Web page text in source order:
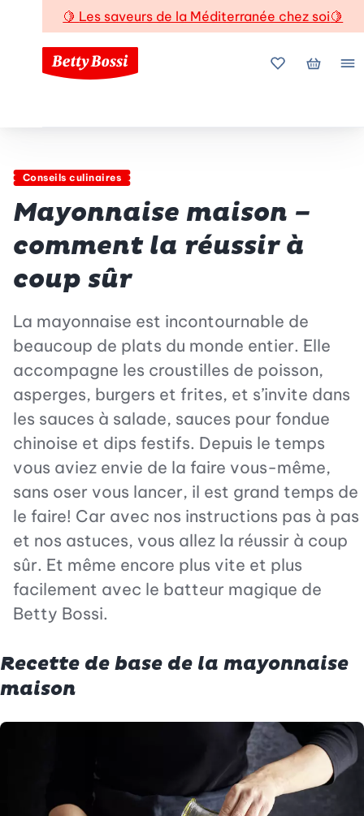
🍋 Les saveurs de la Méditerranée chez soi🍋
Mes favoris
Mon
Conseils culinaires
Mayonnaise maison –
comment la réussir à
coup sûr
La mayonnaise est incontournable de
beaucoup de plats du monde entier. Elle
accompagne les croustilles de poisson,
asperges, burgers et frites, et s’invite dans
les sauces à salade, sauces pour fondue
chinoise et dips festifs. Depuis le temps
vous aviez envie de la faire vous-même,
sans oser vous lancer, il est grand temps de
le faire! Car avec nos instructions pas à pas
et nos astuces, vous allez la réussir à coup
sûr. Et même encore plus vite et plus
facilement avec le batteur magique de
Betty Bossi.
Recette de base de la mayonnaise
maison